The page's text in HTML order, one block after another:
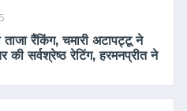
रैंकिंग, चमारी अटापट्टू ने
की सर्वश्रेष्ठ रेटिंग, हरमनप्रीत ने